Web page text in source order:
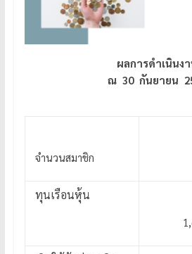
ผลการดำเนินง
ณ 30 กันยายน
จำนวนสมาชิก
ทุนเรือนหุ้น